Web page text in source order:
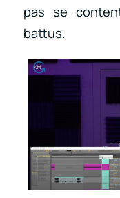
pas se
battus.